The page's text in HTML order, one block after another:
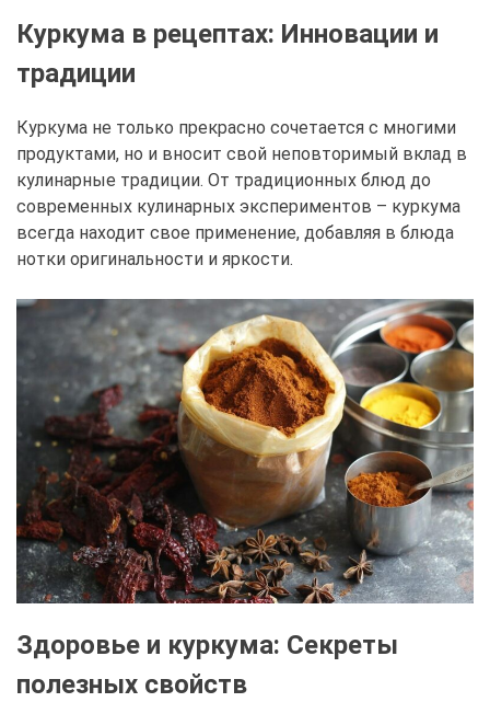
Куркума в рецептах: Инновации и
традиции
Куркума не только прекрасно сочетается с многими
продуктами, но и вносит свой неповторимый вклад в
кулинарные традиции. От традиционных блюд до
современных кулинарных экспериментов – куркума
всегда находит свое применение, добавляя в блюда
нотки оригинальности и яркости.
Здоровье и куркума: Секреты
полезных свойств